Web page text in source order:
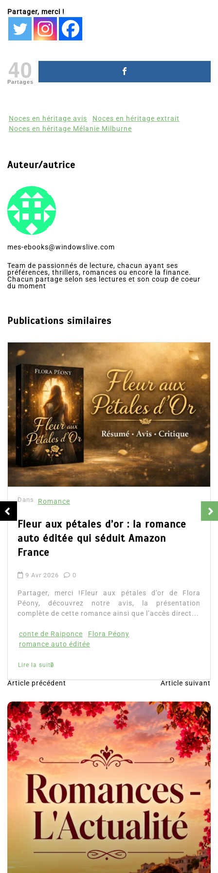
Partager, merci !
40
Partages
Noces en héritage avis
Noces en héritage extrait
Noces en héritage Mélanie Milburne
Auteur/autrice
mes-ebooks@windowslive.com
Team de passionnés de lecture, chacun ayant ses
préférences, thrillers, romances ou encore la finance.
Chacun partage selon ses lectures et son coup de coeur
du moment
Publications similaires
Dans Romance
Fleur aux pétales d’or : la romance
auto éditée qui séduit Amazon
France
9 Avr 2026 0
Partager, merci !Fleur aux pétales d’or de Flora
Péony, découvrez notre avis, la présentation
complète de cette romance ainsi que l’accès direct...
conte de Raiponce
Flora Péony
romance auto éditée
Lire la suite
N
a
v
i
g
a
t
l
Article précédent Article suivant